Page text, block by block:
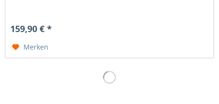
159,90 € *
Merken